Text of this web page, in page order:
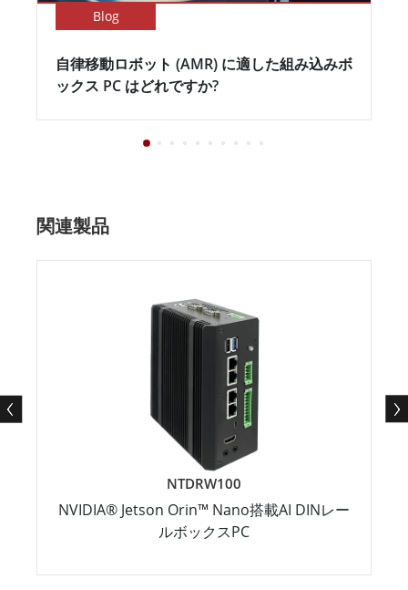
Blog
自律移動ロボット (AMR) に適した組み込みボ
ックス PC はどれですか?
関連製品
NTDRW100
NVIDIA® Jetson Orin™ Nano搭載AI DINレー
ルボックスPC